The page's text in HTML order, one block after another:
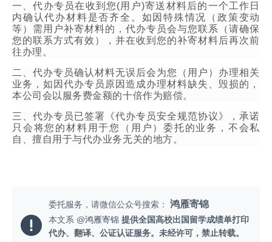
一、代办专员在收到您(用户)寄送材料后的一个工作日
内确认代办材料是否齐全。如因特殊情况（政策变动
等）需用户补寄材料的，代办专员会与您联系（请确保
您的联系方式有效），并在收到您的补寄材料后再次前
往办理。
二、代办专员确认材料无误后会为您（用户）办理相关
业务，如因代办专员原因造成办理材料缺失、毁损的，
本公司会以服务费金额的十倍作为赔偿。
三、代办专员已签署《代办专员安全规范协议》，承诺
只会将您的材料用于您（用户）委托的业务，不会私
自、擅自用于与代办业务无关的地方。
委托服务，请微信公众号搜索： 鸿雁寄锦
本文系 @鸿雁寄锦 提供全国高校出国留学成绩单打印
代办、翻译、公证认证服务。未经许可，禁止转载。